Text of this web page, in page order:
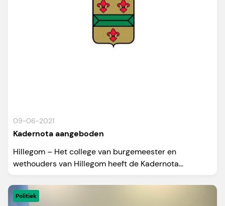
09-06-2021
Kadernota aangeboden
Hillegom – Het college van burgemeester en
wethouders van Hillegom heeft de Kadernota...
Politiek